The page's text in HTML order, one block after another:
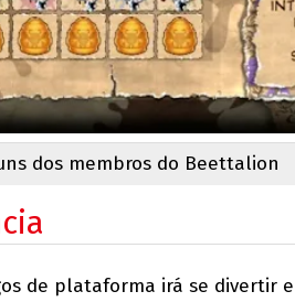
dos membros do Beettalion
de plataforma irá se divertir